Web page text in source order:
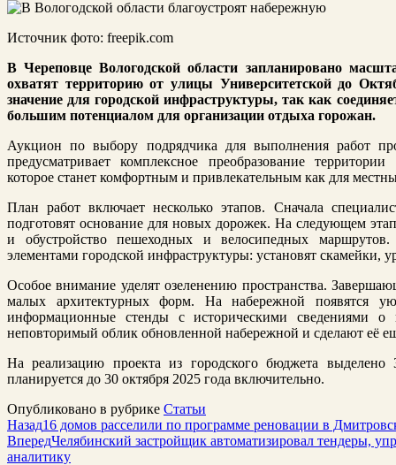
Источник фото: freepik.com
В Череповце Вологодской области запланировано
охватят территорию от улицы Университетской до
значение для городской инфраструктуры, так как
большим потенциалом для организации отдыха горожан.
Аукцион по выбору подрядчика для выполнения работ
предусматривает комплексное преобразование
которое станет комфортным и привлекательным как для
План работ включает несколько этапов. Сначала
подготовят основание для новых дорожек. На следующем
и обустройство пешеходных и велосипедных
элементами городской инфраструктуры: установят скамейки,
Особое внимание уделят озеленению пространства.
малых архитектурных форм. На набережной появятся
информационные стенды с историческими сведениями о
неповторимый облик обновленной набережной и сделают её
На реализацию проекта из городского бюджета
планируется до 30 октября 2025 года включительно.
Опубликовано в рубрике Статьи
Назад16 домов расселили по программе реновации в
ВпередЧелябинский застройщик автоматизировал тендеры,
аналитику